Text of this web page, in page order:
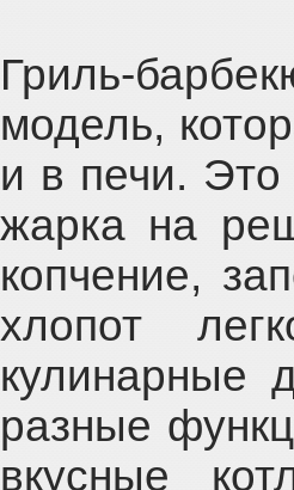
Гриль-
модель,
и в печи. Это
жарка на
копчение,
хлопот
кулинарные
разные
вкусные